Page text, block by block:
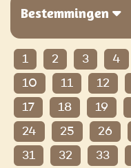
Bestemmingen
1 2 3 4
10
11 12
17
18 19
24
25 26
31
32 33